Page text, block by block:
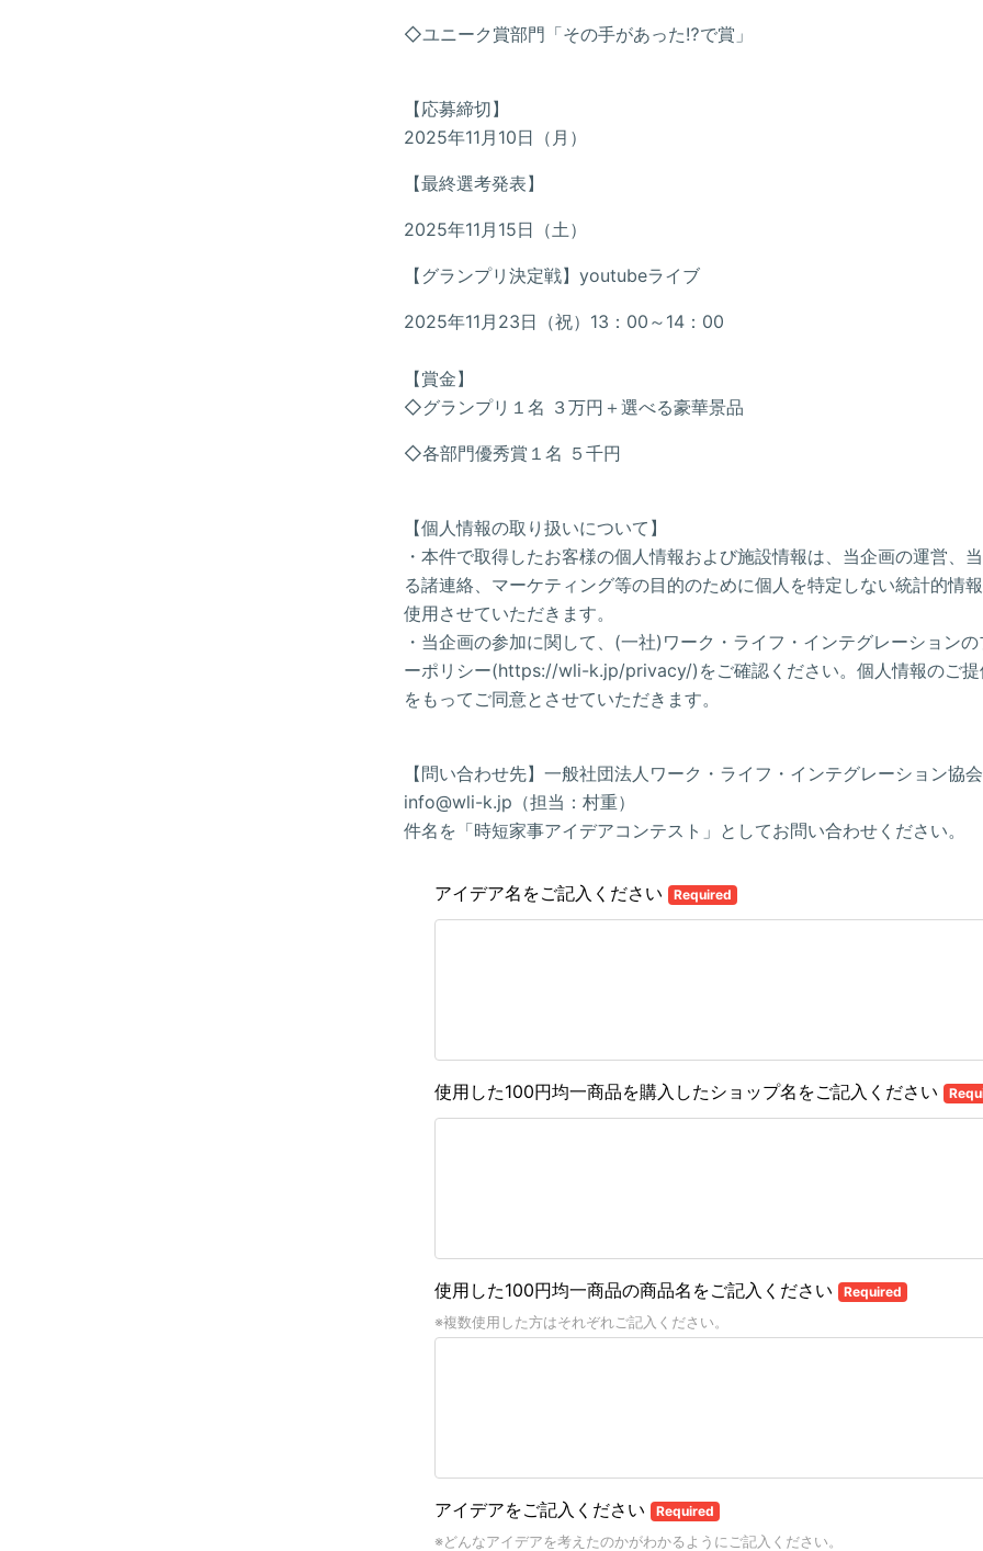
◇ユニーク賞部門「その手があった⁉で賞」
【応募締切】
2025年11月10日（月）
【最終選考発表】
2025年11月15日（土）
【グランプリ決定戦】youtubeライブ
2025年11月23日（祝）13：00～14：00
【賞金】
◇グランプリ１名 ３万円＋選べる豪華景品
◇各部門優秀賞１名 ５千円
【個人情報の取り扱いについて】
・本件で取得したお客様の個人情報および施設情報は、当企画の運営、
る諸連絡、マーケティング等の目的のために個人を特定しない統計的情
使用させていただきます。
・当企画の参加に関して、(一社)ワーク・ライフ・インテグレーション
ーポリシー(https://wli-k.jp/privacy/)をご確認ください。個人情報のご提
をもってご同意とさせていただきます。
【問い合わせ先】一般社団法人ワーク・ライフ・インテグレーション協会
info@wli-k.jp（担当：村重）
件名を「時短家事アイデアコンテスト」としてお問い合わせください。
アイデア名をご記入ください Required
使用した100円均一商品を購入したショップ名をご記入ください
使用した100円均一商品の商品名をご記入ください Required
※複数使用した方はそれぞれご記入ください。
アイデアをご記入ください Required
※どんなアイデアを考えたのかがわかるようにご記入ください。